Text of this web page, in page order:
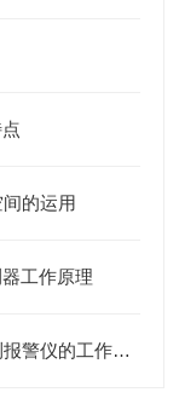
的运用
工作原理
深圳聚一搏浅析SG100公厕恶臭气体检测报警仪的工作原理